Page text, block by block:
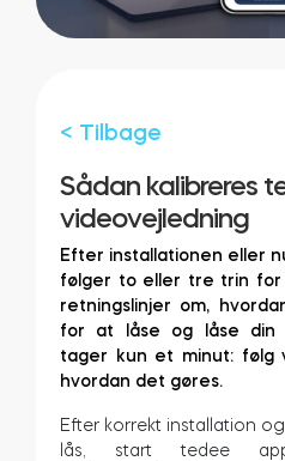
Tilbehør
Tedee Bridge
Door Sensor
< Tilbage
Sådan kalibreres
videovejledning
Efter installationen eller
følger to eller tre trin for
retningslinjer om,
for at låse og låse din
tager kun et minut: følg
hvordan det gøres.
Efter korrekt installation
lås, start tedee